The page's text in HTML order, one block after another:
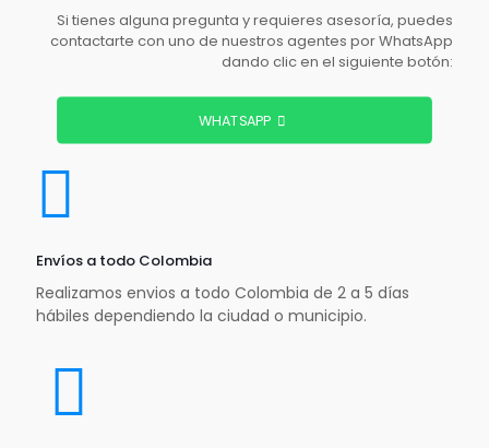
Si tienes alguna pregunta y requieres asesoría, puedes
contactarte con uno de nuestros agentes por WhatsApp
dando clic en el siguiente botón:
WHATSAPP
Envíos a todo Colombia
Realizamos envios a todo Colombia de 2 a 5 días
hábiles dependiendo la ciudad o municipio.